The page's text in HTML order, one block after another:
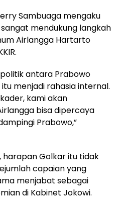
Sambuaga mengaku
mendukung langkah
Airlangga Hartarto
antara Prabowo
menjadi rahasia internal.
kami akan
bisa dipercaya
Prabowo,”
harapan Golkar itu tidak
capaian yang
menjabat sebagai
di Kabinet Jokowi.